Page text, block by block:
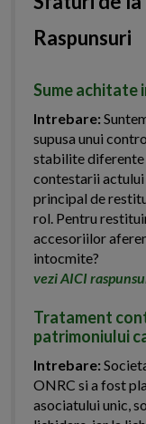
Raspunsuri
Sume achitate
Intrebare:
supusa unui
stabilite diferente
contestarii
principal de
rol. Pentru
accesoriilor
intocmite?
vezi AICI
Tratament
patrimoniului
Intrebare:
ONRC si a fost
asociatului unic,